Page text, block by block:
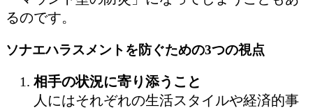
るのです。
ソナエハラスメントを防ぐための3つの視点
相手の状況に寄り添うこと
人にはそれぞれの生活スタイルや経済的事